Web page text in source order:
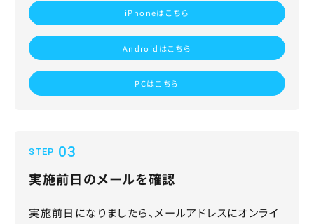
iPhoneはこちら
Androidはこちら
PCはこちら
STEP 03
実施前日のメールを確認
実施前日になりましたら、メールアドレスにオンライ